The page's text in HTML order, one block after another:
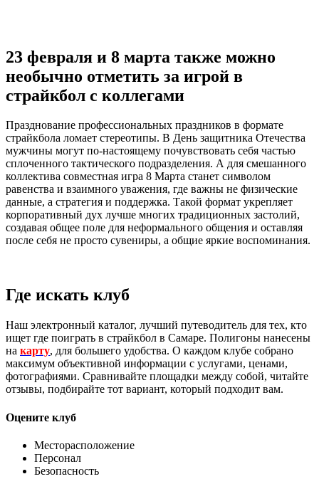
23 февраля и 8 марта также можно
необычно отметить за игрой в
страйкбол с коллегами
Празднование профессиональных праздников в формате
страйкбола ломает стереотипы. В День защитника Отечества
мужчины могут по-настоящему почувствовать себя частью
сплоченного тактического подразделения. А для смешанного
коллектива совместная игра 8 Марта станет символом
равенства и взаимного уважения, где важны не физические
данные, а стратегия и поддержка. Такой формат укрепляет
корпоративный дух лучше многих традиционных застолий,
создавая общее поле для неформального общения и оставляя
после себя не просто сувениры, а общие яркие воспоминания.
Где искать клуб
Наш электронный каталог, лучший путеводитель для тех, кто
ищет где поиграть в страйкбол в Самаре. Полигоны нанесены
на карту, для большего удобства. О каждом клубе собрано
максимум объективной информации с услугами, ценами,
фотографиями. Сравнивайте площадки между собой, читайте
отзывы, подбирайте тот вариант, который подходит вам.
Оцените клуб
Месторасположение
Персонал
Безопасность